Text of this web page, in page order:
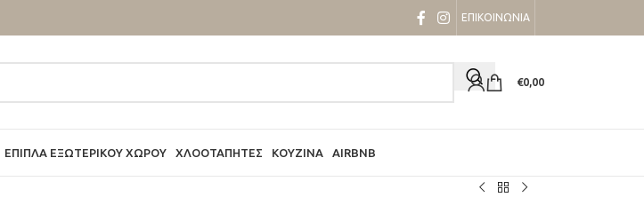
ΕΠΙΚΟΙΝΩΝΙΑ
€0,00
ΈΠΙΠΛΑ ΕΞΩΤΕΡΙΚΟΎ ΧΏΡΟΥ ΧΛΟΟΤΆΠΗΤΕΣ ΚΟΥΖΊΝΑ AIRBNB